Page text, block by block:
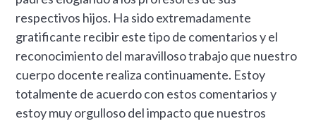
respectivos hijos. Ha sido extremadamente
gratificante recibir este tipo de comentarios y el
reconocimiento del maravilloso trabajo que nuestro
cuerpo docente realiza continuamente. Estoy
totalmente de acuerdo con estos comentarios y
estoy muy orgulloso del impacto que nuestros